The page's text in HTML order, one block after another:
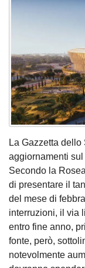
La Gazzetta
aggiornamenti sul
Secondo la
di presentare il
del mese di
interruzioni, il via
entro fine anno,
fonte, però,
notevolmente